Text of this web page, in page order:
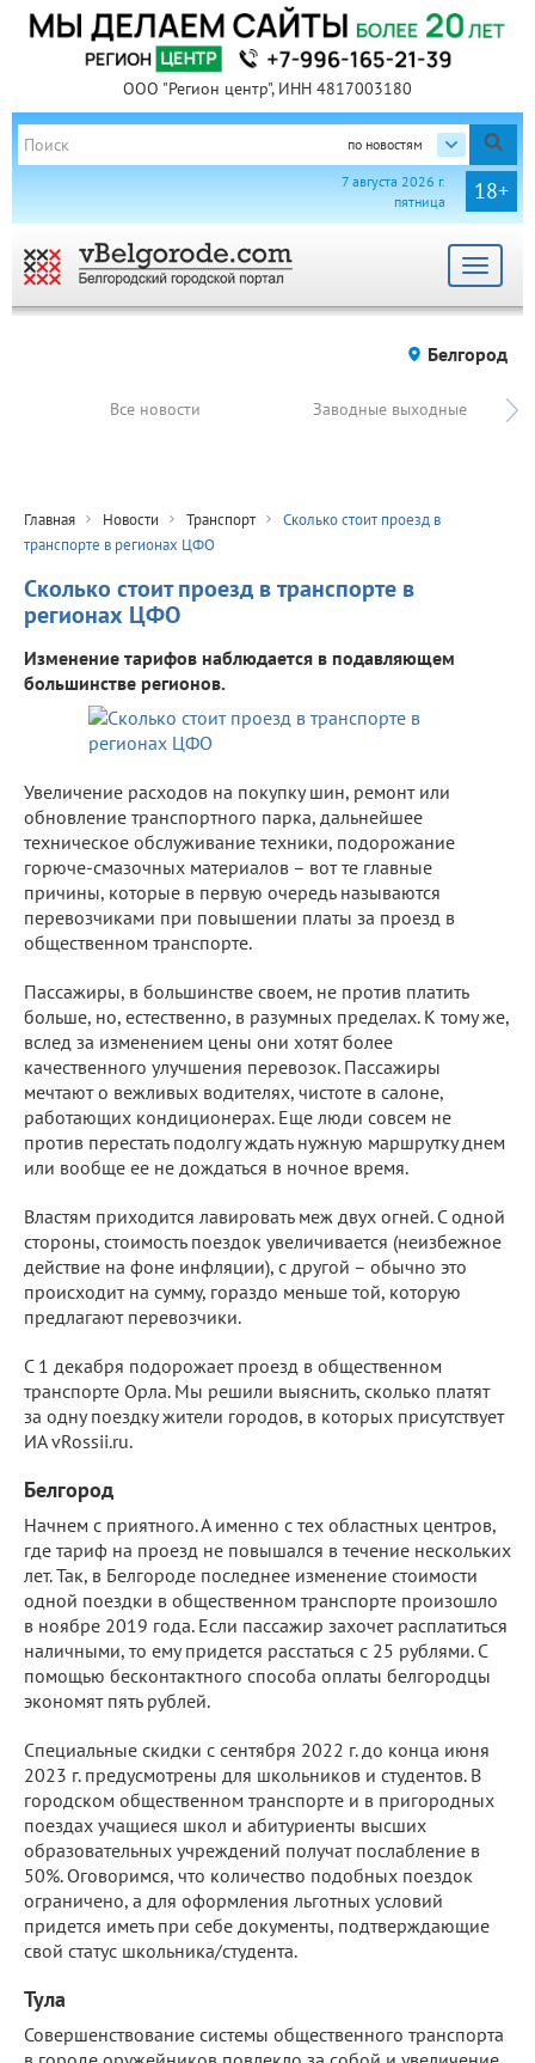
ООО "Регион центр", ИНН 4817003180
по новостям
18+
7 августа 2026 г.
пятница
Toggle
Белгород
Все новости Заводные выходные
Главная Новости Транспорт
Сколько стоит проезд в
транспорте в регионах ЦФО
Сколько стоит проезд в транспорте в
регионах ЦФО
Изменение тарифов наблюдается в подавляющем
большинстве регионов.
Увеличение расходов на покупку шин, ремонт или
обновление транспортного парка, дальнейшее
техническое обслуживание техники, подорожание
горюче-смазочных материалов – вот те главные
причины, которые в первую очередь называются
перевозчиками при повышении платы за проезд в
общественном транспорте.
Пассажиры, в большинстве своем, не против платить
больше, но, естественно, в разумных пределах. К тому же,
вслед за изменением цены они хотят более
качественного улучшения перевозок. Пассажиры
мечтают о вежливых водителях, чистоте в салоне,
работающих кондиционерах. Еще люди совсем не
против перестать подолгу ждать нужную маршрутку днем
или вообще ее не дождаться в ночное время.
Властям приходится лавировать меж двух огней. С одной
стороны, стоимость поездок увеличивается (неизбежное
действие на фоне инфляции), с другой – обычно это
происходит на сумму, гораздо меньше той, которую
предлагают перевозчики.
С 1 декабря подорожает проезд в общественном
транспорте Орла. Мы решили выяснить, сколько платят
за одну поездку жители городов, в которых присутствует
ИА vRossii.ru.
Белгород
Начнем с приятного. А именно с тех областных центров,
где тариф на проезд не повышался в течение нескольких
лет. Так, в Белгороде последнее изменение стоимости
одной поездки в общественном транспорте произошло
в ноябре 2019 года. Если пассажир захочет расплатиться
наличными, то ему придется расстаться с 25 рублями. С
помощью бесконтактного способа оплаты белгородцы
экономят пять рублей.
Специальные скидки с сентября 2022 г. до конца июня
2023 г. предусмотрены для школьников и студентов. В
городском общественном транспорте и в пригородных
поездах учащиеся школ и абитуриенты высших
образовательных учреждений получат послабление в
50%. Оговоримся, что количество подобных поездок
ограничено, а для оформления льготных условий
придется иметь при себе документы, подтверждающие
свой статус школьника/студента.
Тула
Совершенствование системы общественного транспорта